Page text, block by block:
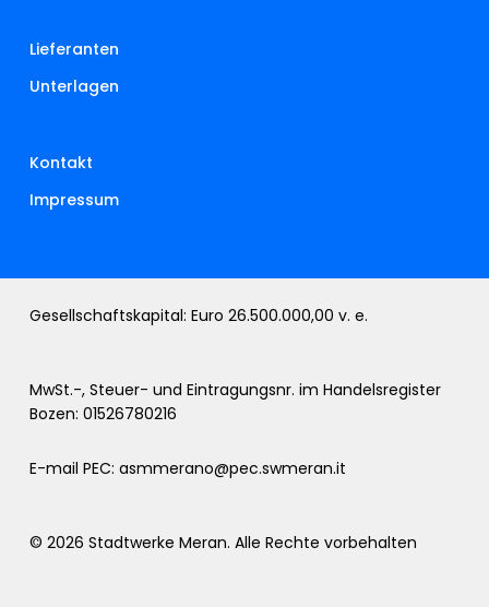
Lieferanten
Unterlagen
Kontakt
Impressum
Gesellschaftskapital: Euro 26.500.000,00 v. e.
MwSt.-, Steuer- und Eintragungsnr. im Handelsregister
Bozen: 01526780216
E-mail PEC: asmmerano@pec.swmeran.it
© 2026 Stadtwerke Meran. Alle Rechte vorbehalten